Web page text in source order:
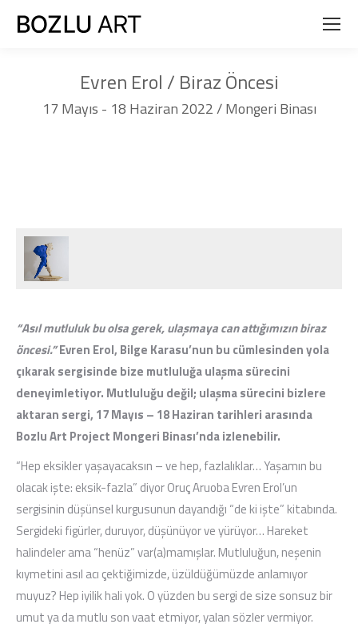
Evren Erol / Biraz Öncesi
17 Mayıs - 18 Haziran 2022 / Mongeri Binası
“Asıl mutluluk bu olsa gerek, ulaşmaya can attığımızın biraz
öncesi.”Evren Erol, Bilge Karasu’nun bu cümlesinden yola
çıkarak sergisinde bize mutluluğa ulaşma sürecini
deneyimletiyor. Mutluluğu değil; ulaşma sürecini bizlere
aktaran sergi, 17 Mayıs – 18 Haziran tarihleri arasında
Bozlu Art Project Mongeri Binası’nda izlenebilir.
“Hep eksikler yaşayacaksın – ve hep, fazlalıklar… Yaşamın bu
olacak işte: eksik-fazla” diyor Oruç Aruoba Evren Erol’un
sergisinin düşünsel kurgusunun dayandığı “de ki işte” kitabında.
Sergideki figürler, duruyor, düşünüyor ve yürüyor… Hareket
halindeler ama “henüz” var(a)mamışlar. Mutluluğun, neşenin
kıymetini asıl acı çektiğimizde, üzüldüğümüzde anlamıyor
muyuz? Hep iyilik hali yok. O yüzden bu sergi de size sonsuz bir
umut ya da mutlu son vaat etmiyor, yalan sözler vermiyor.